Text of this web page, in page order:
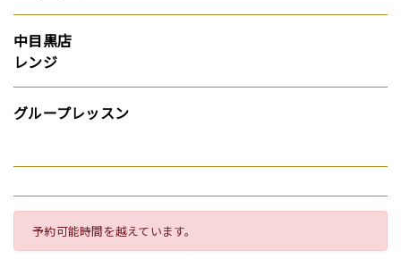
中目黒店
レンジ
グループレッスン
予約可能時間を越えています。